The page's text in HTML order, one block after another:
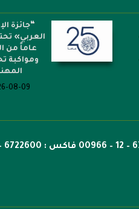
“جائزة
عاماً من
ومواكبة
08-09